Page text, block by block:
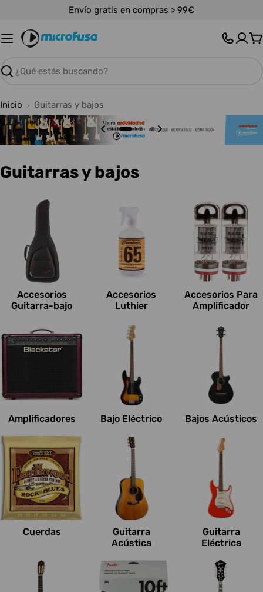
contenido
Envío gratis en compras > 99€
Buscar
Inicio Guitarras y bajos
C
e
s
:
Guitarras y bajos
Accesorios
Guitarra-bajo
Accesorios
Luthier
Accesorios Para
Amplificador
Amplificadores Bajo Eléctrico Bajos Acústicos
Cuerdas
Guitarra
Acústica
Guitarra
Eléctrica